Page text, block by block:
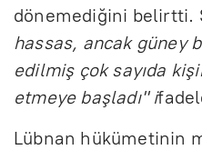
dönemediğini belirtti.
hassas, ancak güney
edilmiş çok sayıda
etmeye başladı" i
Lübnan hükümetinin